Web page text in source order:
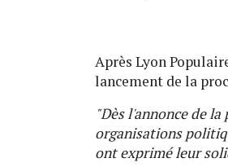
Après Lyon
lancement de la
"Dès l'annonce de
organisations
ont exprimé leur